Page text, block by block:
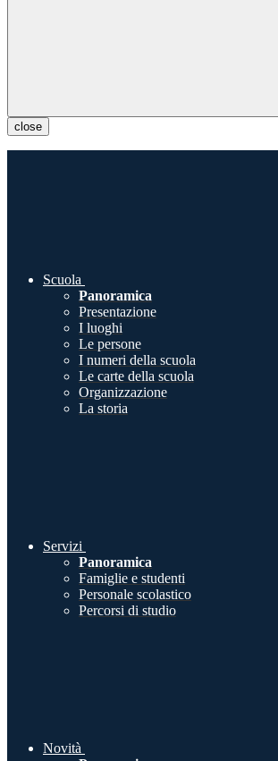
close
Scuola
Panoramica
Presentazione
I luoghi
Le persone
I numeri della scuola
Le carte della scuola
Organizzazione
La storia
Servizi
Panoramica
Famiglie e studenti
Personale scolastico
Percorsi di studio
Novità